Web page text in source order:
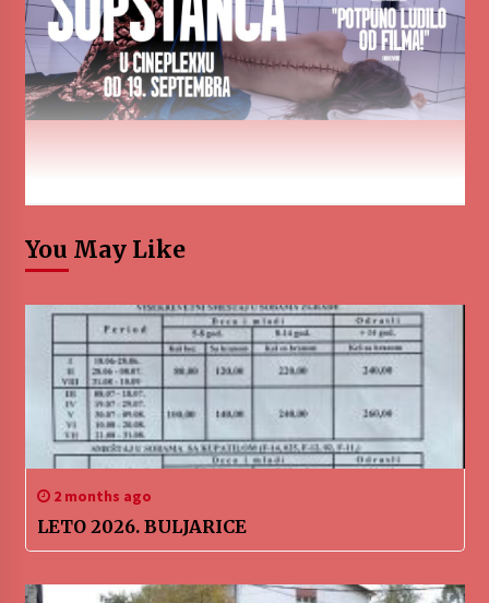
You May Like
2 months ago
LETO 2026. BULJARICE